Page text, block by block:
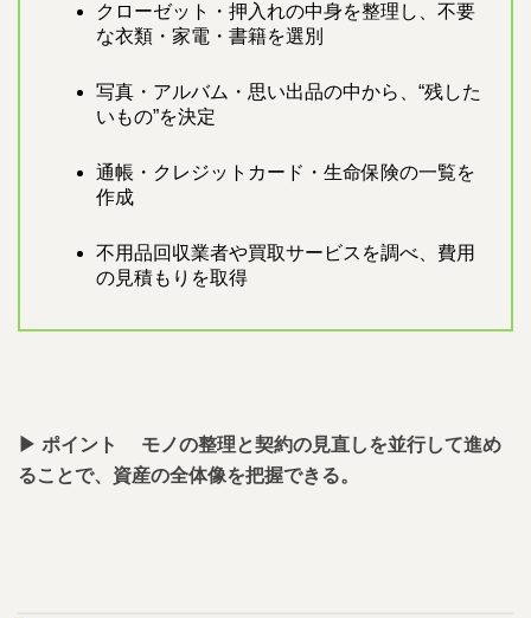
クローゼット・押入れの中身を整理し、不要
な衣類・家電・書籍を選別
写真・アルバム・思い出品の中から、“残した
いもの”を決定
通帳・クレジットカード・生命保険の一覧を
作成
不用品回収業者や買取サービスを調べ、費用
の見積もりを取得
▶︎ ポイント モノの整理と契約の見直しを並行して進め
ることで、資産の全体像を把握できる。